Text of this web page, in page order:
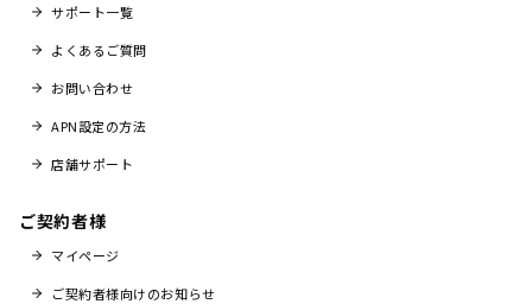
サポート一覧
よくあるご質問
お問い合わせ
APN設定の方法
店舗サポート
ご契約者様
マイページ
ご契約者様向けのお知らせ